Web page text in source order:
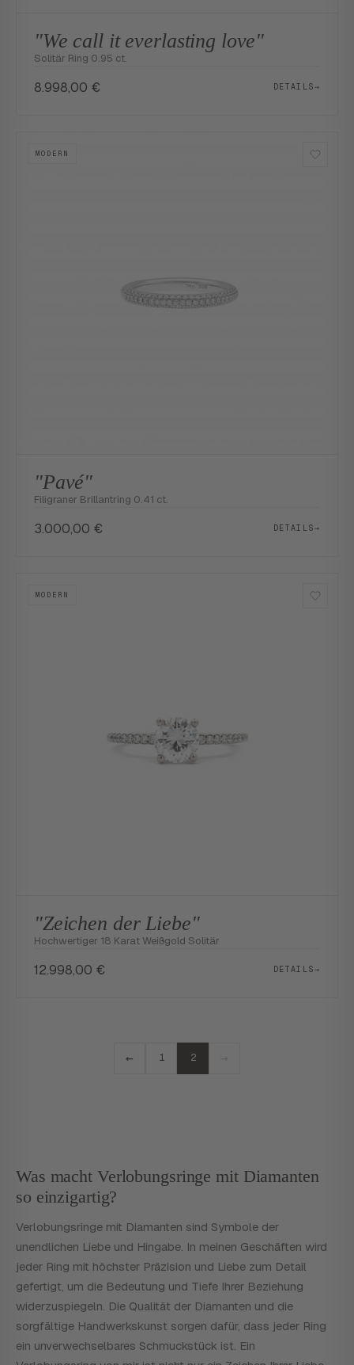
"We call it everlasting love"
Solitär Ring 0.95 ct.
8.998,00 € DETAILS→
MODERN
"Pavé"
Filigraner Brillantring 0.41 ct.
3.000,00 € DETAILS→
MODERN
"Zeichen der Liebe"
Hochwertiger 18 Karat Weißgold Solitär
12.998,00 € DETAILS→
← 1 2
Was macht Verlobungsringe mit Diamanten
so einzigartig?
Verlobungsringe mit Diamanten sind Symbole der
unendlichen Liebe und Hingabe. In meinen Geschäften wird
jeder Ring mit höchster Präzision und Liebe zum Detail
gefertigt, um die Bedeutung und Tiefe Ihrer Beziehung
widerzuspiegeln. Die Qualität der Diamanten und die
sorgfältige Handwerkskunst sorgen dafür, dass jeder Ring
ein unverwechselbares Schmuckstück ist. Ein